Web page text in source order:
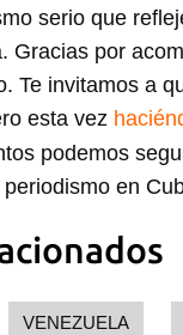
serio que
Gracias por
Te invitamos a
esta vez
podemos
en
VENEZUELA